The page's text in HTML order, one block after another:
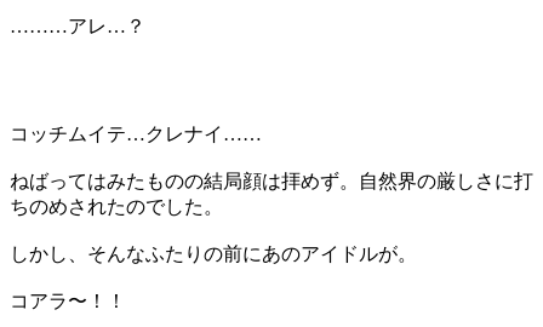
………アレ…？
コッチムイテ…クレナイ……
ねばってはみたものの結局顔は拝めず。自然界の厳しさに打
ちのめされたのでした。
しかし、そんなふたりの前にあのアイドルが。
コアラ〜！！